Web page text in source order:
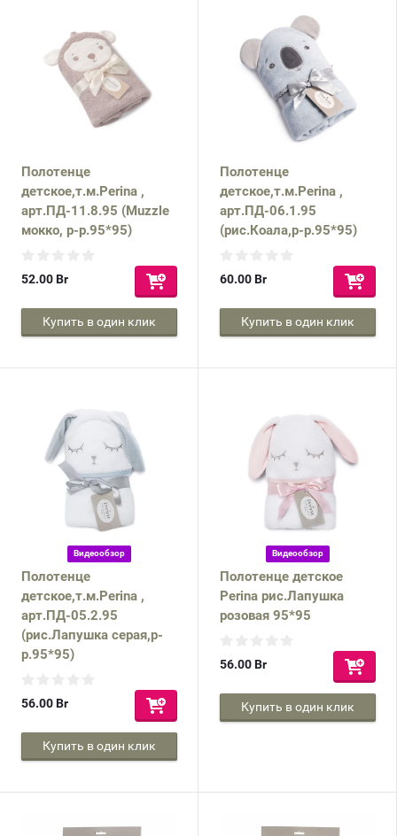
Полотенце
детское,т.м.Perina ,
арт.ПД-11.8.95 (Muzzle
мокко, р-р.95*95)
52.00Br
Купить в один клик
Полотенце
детское,т.м.Perina ,
арт.ПД-06.1.95
(рис.Коала,р-р.95*95)
60.00Br
Купить в один клик
Видеообзор
Полотенце
детское,т.м.Perina ,
арт.ПД-05.2.95
(рис.Лапушка серая,р-
р.95*95)
56.00Br
Купить в один клик
Видеообзор
Полотенце детское
Perina рис.Лапушка
розовая 95*95
56.00Br
Купить в один клик